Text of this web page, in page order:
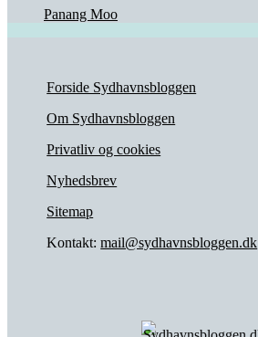
Panang Moo
Forside Sydhavnsbloggen
Om Sydhavnsbloggen
Privatliv og cookies
Nyhedsbrev
Sitemap
Kontakt:mail@sydhavnsbloggen.dk